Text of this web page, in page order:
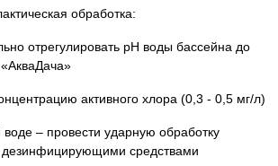
обработка:
отрегулировать рН воды бассейна до
активного хлора (0,3 - 0,5 мг/л)
– провести ударную обработку
средствами